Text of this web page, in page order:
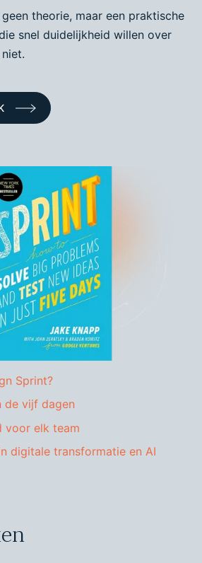
theorie, maar een praktische
snel duidelijkheid willen over
Sprint?
de vijf dagen
voor elk team
digitale transformatie en AI